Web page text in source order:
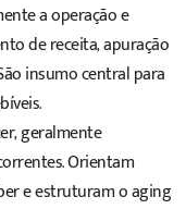
a operação e
de receita, apuração
insumo central para
geralmente
Orientam
e estruturam o aging